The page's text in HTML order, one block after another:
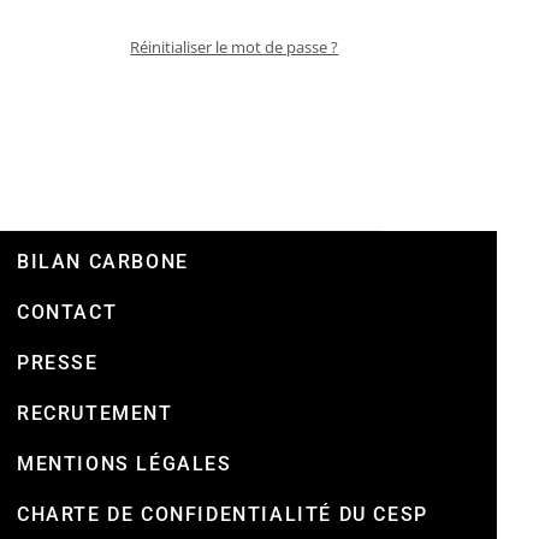
Réinitialiser le mot de passe ?
BILAN CARBONE
CONTACT
PRESSE
RECRUTEMENT
MENTIONS LÉGALES
CHARTE DE CONFIDENTIALITÉ DU CESP